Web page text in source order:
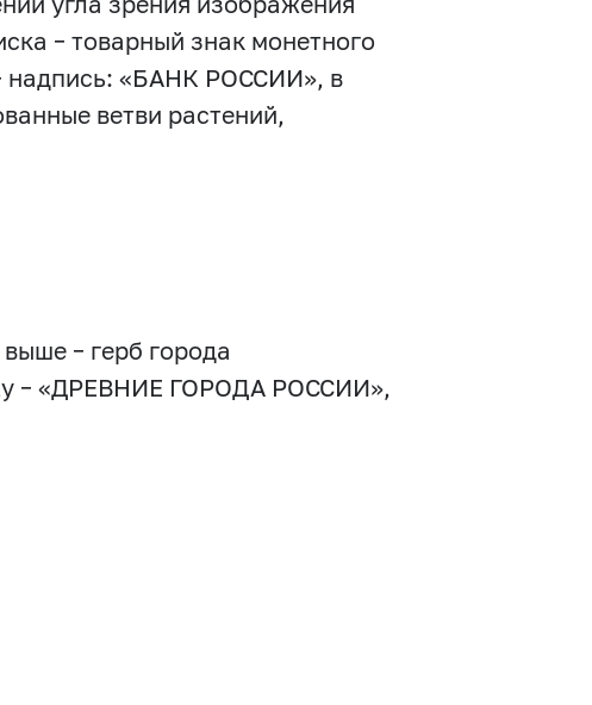
– товарный знак монетного
надпись: «БАНК РОССИИ», в
ветви растений,
– герб города
– «ДРЕВНИЕ ГОРОДА РОССИИ»,